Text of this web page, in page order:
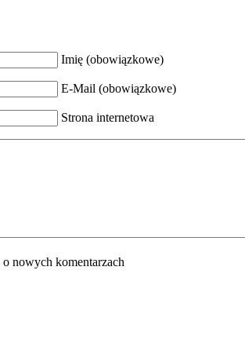
Imię (obowiązkowe)
E-Mail (obowiązkowe)
Strona internetowa
nowych komentarzach